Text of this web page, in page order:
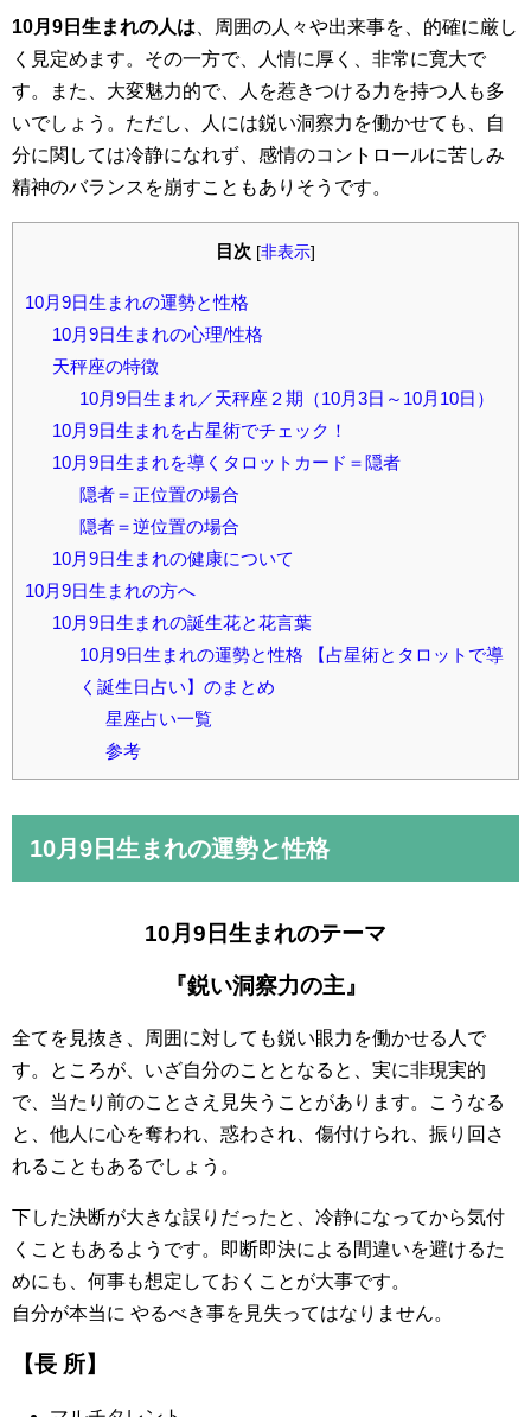
10月9日生まれの人は 、周囲の人々や出来事を、的確に厳し
く見定めます。その一方で、人情に厚く、非常に寛大で
す。また、大変魅力的で、人を惹きつける力を持つ人も多
いでしょう。ただし、人には鋭い洞察力を働かせても、自
分に関しては冷静になれず、感情のコントロールに苦しみ
精神のバランスを崩すこともありそうです。
目次 [非表示]
10月9日生まれの運勢と性格
10月9日生まれの心理/性格
天秤座の特徴
10月9日生まれ／天秤座２期（10月3日～10月10日）
10月9日生まれを占星術でチェック！
10月9日生まれを導くタロットカード＝隠者
隠者＝正位置の場合
隠者＝逆位置の場合
10月9日生まれの健康について
10月9日生まれの方へ
10月9日生まれの誕生花と花言葉
10月9日生まれの運勢と性格 【占星術とタロットで導
く誕生日占い】のまとめ
星座占い一覧
参考
10月9日 生まれの運勢と性格
10月9日生まれのテーマ
『鋭い洞察力の主』
全てを見抜き、周囲に対しても鋭い眼力を働かせる人で
す。ところが、いざ自分のこととなると、実に非現実的
で、当たり前のことさえ見失うことがあります。こうなる
と、他人に心を奪われ、惑わされ、傷付けられ、振り回さ
れることもあるでしょう。
下した決断が大きな誤りだったと、冷静になってから気付
くこともあるようです。即断即決による間違いを避けるた
めにも、何事も想定しておくことが大事です。
自分が本当に やるべき事を見失ってはなりません。
【長 所】